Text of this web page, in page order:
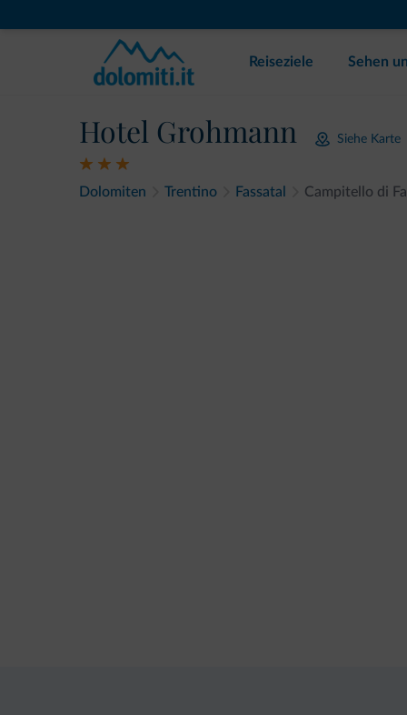
Reiseziele Sehen
Hotel Grohmann Siehe Karte
Dolomiten Trentino Fassatal Campitello di